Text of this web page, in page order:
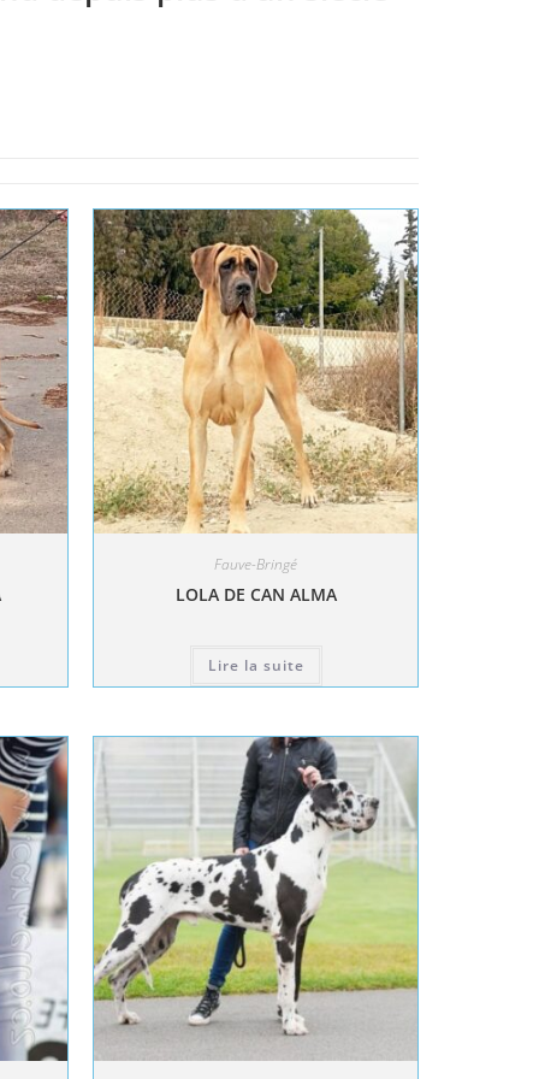
Fauve-Bringé
LOLA DE CAN ALMA
Lire la suite